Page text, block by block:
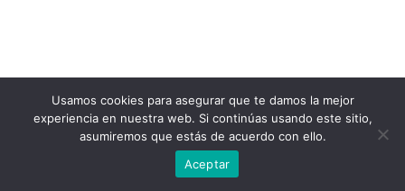
Usamos cookies para asegurar que te damos la mejor
experiencia en nuestra web. Si continúas usando este sitio,
asumiremos que estás de acuerdo con ello.
Aceptar